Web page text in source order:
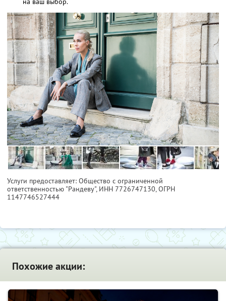
Услуги предоставляет: Общество с ограниченной
ответственностью "Рандеву", ИНН 7726747130, ОГРН
1147746527444
Похожие акции: